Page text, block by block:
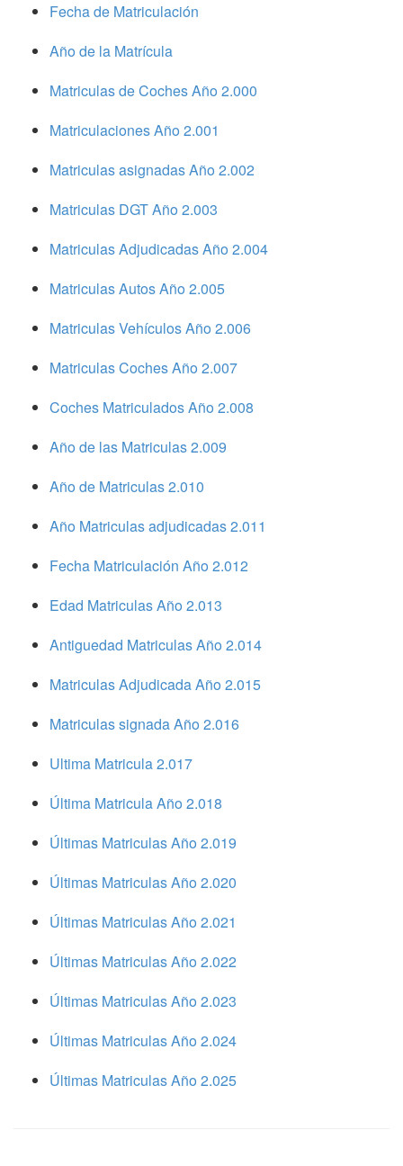
Fecha de Matriculación
Año de la Matrícula
Matriculas de Coches Año 2.000
Matriculaciones Año 2.001
Matriculas asignadas Año 2.002
Matriculas DGT Año 2.003
Matriculas Adjudicadas Año 2.004
Matriculas Autos Año 2.005
Matriculas Vehículos Año 2.006
Matriculas Coches Año 2.007
Coches Matriculados Año 2.008
Año de las Matriculas 2.009
Año de Matriculas 2.010
Año Matriculas adjudicadas 2.011
Fecha Matriculación Año 2.012
Edad Matriculas Año 2.013
Antiguedad Matriculas Año 2.014
Matriculas Adjudicada Año 2.015
Matriculas signada Año 2.016
Ultima Matricula 2.017
Última Matricula Año 2.018
Últimas Matriculas Año 2.019
Últimas Matriculas Año 2.020
Últimas Matriculas Año 2.021
Últimas Matriculas Año 2.022
Últimas Matriculas Año 2.023
Últimas Matriculas Año 2.024
Últimas Matriculas Año 2.025